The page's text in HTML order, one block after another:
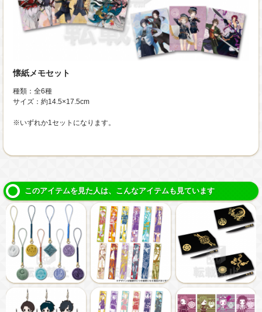
懐紙メモセット
種類：全6種
サイズ：約14.5×17.5cm
※いずれか1セットになります。
このアイテムを見た人は、こんなアイテムも見ています